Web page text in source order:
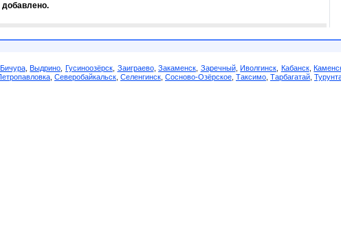
добавлено.
Бичура,Выдрино Гусиноозёрск, Заиграево,Закаменск Заречный,Иволгинск Кабанск,
Северобайкальск Селенгинск Сосново-Озёрское Таксимо Тарбагатай